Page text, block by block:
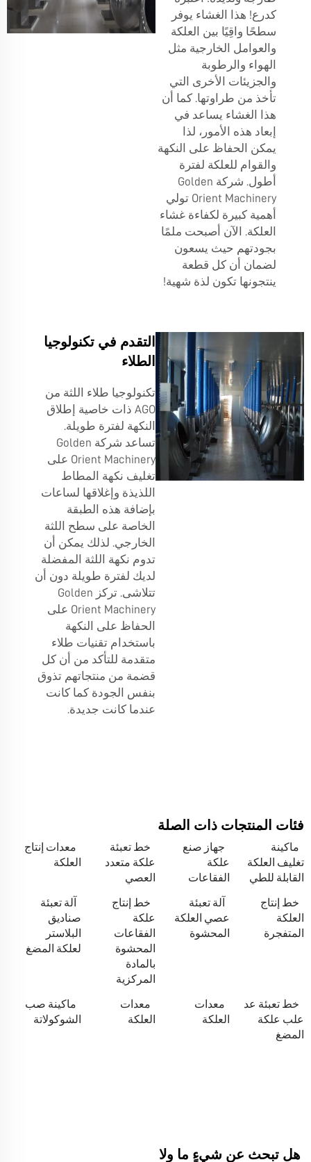
كدرع! هذا الغشاء يوفر
سطحًا واقِيًا بين العلكة
والعوامل الخارجية مثل
الهواء والرطوبة
والجزيئات الأخرى التي
تأخذ من طراوتها. كما أن
هذا الغشاء يساعد في
إبعاد هذه الأمور، لذا
يمكن الحفاظ على النكهة
والقوام للعلكة لفترة
أطول. شركة Golden
Orient Machinery تولي
أهمية كبيرة لكفاءة غشاء
العلكة. الآن أصبحت ملمًا
بجودتهم حيث يسعون
لضمان أن كل قطعة
ينتجونها تكون لذة شهية!
التقدم في تكنولوجيا
الطلاء
تكنولوجيا طلاء اللثة من
AGO ذات خاصية إطلاق
النكهة لفترة طويلة.
تساعد شركة Golden
Orient Machinery على
تغليف نكهة المطاط
اللذيذة وإغلاقها لساعات
بإضافة هذه الطبقة
الخاصة على سطح اللثة
الخارجي. لذلك يمكن أن
تدوم نكهة اللثة المفضلة
لديك لفترة طويلة دون أن
تتلاشى. تركز Golden
Orient Machinery على
الحفاظ على النكهة
باستخدام تقنيات طلاء
متقدمة للتأكد من أن كل
قضمة من منتجاتهم تذوق
بنفس الجودة كما كانت
عندما كانت جديدة.
فئات المنتجات ذات الصلة
ماكينة
تغليف العلكة
القابلة للطي
جهاز صنع
علكة
الفقاعات
خط تعبئة
علكة متعدد
العصي
معدات إنتاج
العلكة
خط إنتاج
العلكة
المتفجرة
آلة تعبئة
عصي العلكة
المحشوة
خط إنتاج
علكة
الفقاعات
المحشوة
بالمادة
المركزية
آلة تعبئة
صناديق
البلاستر
لعلكة المضغ
خط تعبئة عد
علب علكة
المضغ
معدات
العلكة
معدات
العلكة
ماكينة صب
الشوكولاتة
هل تبحث عن شيءٍ ما ولا